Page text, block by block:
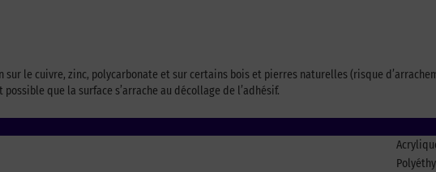
sur le cuivre, zinc, polycarbonate et sur certains bois et pierres naturelles (risque
que la surface s’arrache au décollage de l’adhésif.